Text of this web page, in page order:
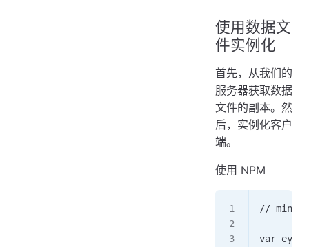
使用数据文
件实例化
首先，从我们的
服务器获取数据
文件的副本。然
后，实例化客户
端。
使用 NPM
//
var